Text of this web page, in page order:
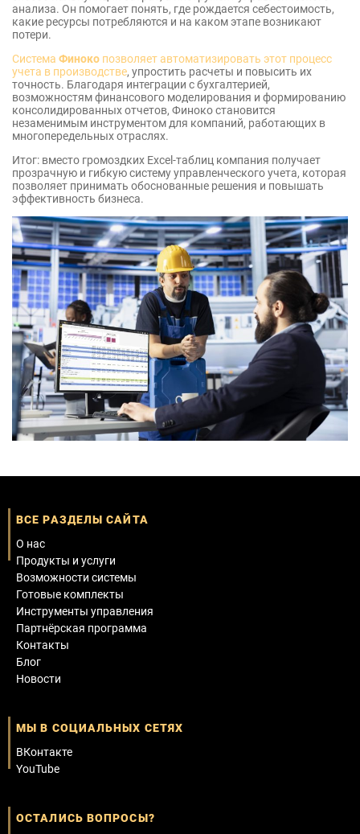
анализа. Он помогает понять, где рождается себестоимость,
какие ресурсы потребляются и на каком этапе возникают
потери.
Система Финоко позволяет автоматизировать этот процесс
учета в производстве, упростить расчеты и повысить их
точность. Благодаря интеграции с бухгалтерией,
возможностям финансового моделирования и формированию
консолидированных отчетов, Финоко становится
незаменимым инструментом для компаний, работающих в
многопередельных отраслях.
Итог: вместо громоздких Excel-таблиц компания получает
прозрачную и гибкую систему управленческого учета, которая
позволяет принимать обоснованные решения и повышать
эффективность бизнеса.
ВСЕ РАЗДЕЛЫ САЙТА
О нас
Продукты и услуги
Возможности системы
Готовые комплекты
Инструменты управления
Партнёрская программа
Контакты
Блог
Новости
МЫ В СОЦИАЛЬНЫХ СЕТЯХ
ВКонтакте
YouTube
ОСТАЛИСЬ ВОПРОСЫ?